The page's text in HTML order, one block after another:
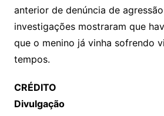
anterior de denúncia de
investigações mostraram que
que o menino já vinha sofrendo
tempos.
CRÉDITO
Divulgação